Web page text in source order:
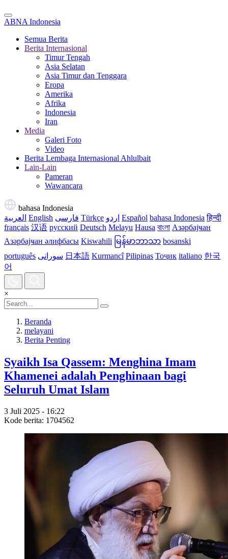
ABNA Indonesia
Semua Berita
Berita Internasional
Timur Tengah
Asia Selatan
Asia Timur dan Tenggara
Eropa
Amerika
Afrika
Indonesia
Iran
Media
Galeri Foto
Video
Berita Lembaga Internasional Ahlulbait
Lain-Lain
Pameran
Wawancara
bahasa Indonesia
العربية English فارسی Türkçe اردو Español bahasa Indonesia हिन्दी
français 汉语 русский Deutsch Melayu Hausa বাংলা Азәрбајҹан
Азәрбајҹан әлифбасы Kiswahili မြန်မာဘာသာ bosanski
português سورانی 日本語 Kurmancî Pilipinas Тоҷик italiano 한국
어
×
Beranda
melayani
Berita Penting
Syaikh Isa Qassem: Menghina Imam
Khamenei adalah Penghinaan bagi
Seluruh Umat Islam
3 Juli 2025 - 16:22
Kode berita: 1704562